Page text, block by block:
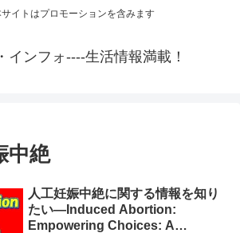
サイトはプロモーションを含みます
インフォ----生活情報満載！
中絶
人工妊娠中絶に関する情報を知り
たい—Induced Abortion:
Empowering Choices: A